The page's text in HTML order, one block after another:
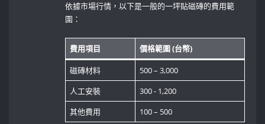
依據市場行情，以下是一般的一坪貼磁磚的費用範
圍：
費用項目 價格範圍 (台幣)
磁磚材料
500 – 3,000
人工安裝
300 ⁤- 1,200
其他費用
100 – 500